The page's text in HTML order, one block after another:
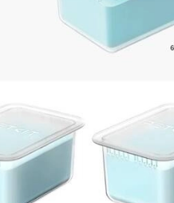
Výbava pro nejmenší
Dekorace
Zahradní osvětlení
Kreslení a psaní